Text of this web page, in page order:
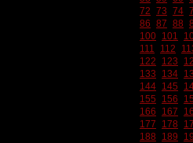
72 73 74
86 87 88
100 101
111
112
122
123
133
134
144 145
155
156
166
167
177
178
188
189